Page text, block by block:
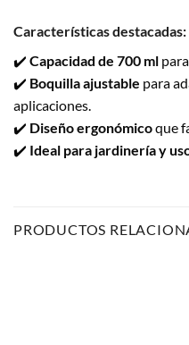
Características destacadas:
✔️ Capacidad de 700 ml
✔️ Boquilla ajustable para
aplicaciones.
✔️ Diseño ergonómicoque
✔️ Ideal para jardinería y
PRODUCTOS